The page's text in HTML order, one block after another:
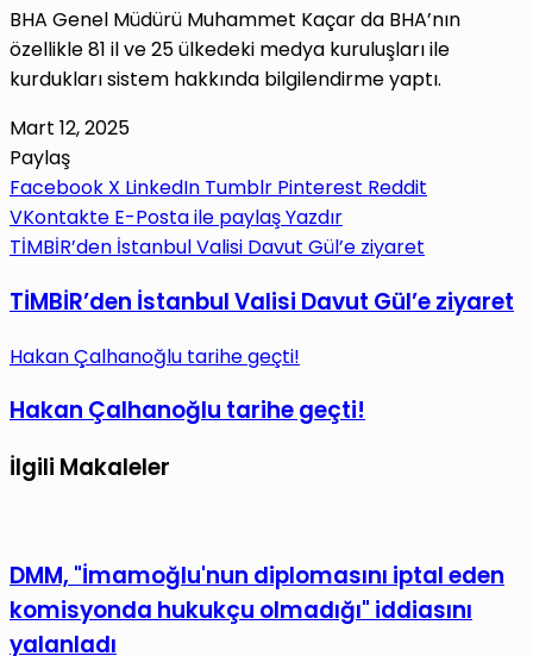
BHA Genel Müdürü Muhammet Kaçar da BHA’nın
özellikle 81 il ve 25 ülkedeki medya kuruluşları ile
kurdukları sistem hakkında bilgilendirme yaptı.
Mart 12, 2025
Paylaş
Facebook X LinkedIn Tumblr Pinterest Reddit
VKontakte E-Posta ile paylaşYazdır
TİMBİR’den İstanbul Valisi Davut Gül’e ziyaret
TİMBİR’den İstanbul Valisi Davut Gül’e ziyaret
Hakan Çalhanoğlu tarihe geçti!
Hakan Çalhanoğlu tarihe geçti!
İlgili Makaleler
DMM, "İmamoğlu'nun diplomasını iptal eden
komisyonda hukukçu olmadığı" iddiasını
yalanladı